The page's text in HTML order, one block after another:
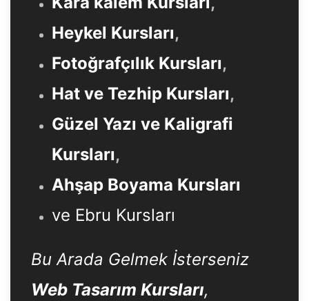
Heykel Kursları,
Fotoğrafçılık Kursları,
Hat ve Tezhip Kursları,
Güzel Yazı ve Kaligrafi
Kursları,
Ahşap Boyama Kursları
ve Ebru Kursları
Bu Arada Gelmek İsterseniz
Web Tasarım Kursları,